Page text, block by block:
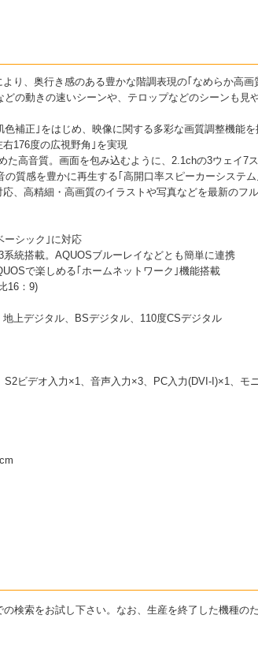
り、奥行き感のある豊かな階調表現の｢なめらか高画
の動きの速いシーンや、テロップなどのシーンも見
補正｣をはじめ、映像に関する多彩な画質調整機能を
176度の広視野角｣を実現
高音質。画面を包み込むように、2.1chの3ウェイ7
質感を豊かに再生する｢高開口率スピーカーシステム
、高精細・高画質のイラストや写真などを最新のフ
ーシック｣に対応
統搭載。AQUOSブルーレイなどとも簡単に連携
で楽しめる｢ホームネットワーク｣機能搭載
16：9)
上デジタル、BSデジタル、110度CSデジタル
ビデオ入力×1、音声入力×3、PC入力(DVI-I)×1、モ
検索をお試し下さい。なお、生産を終了した機種の